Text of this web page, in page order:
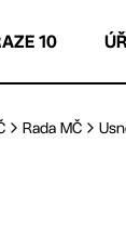
10
Rada MČ